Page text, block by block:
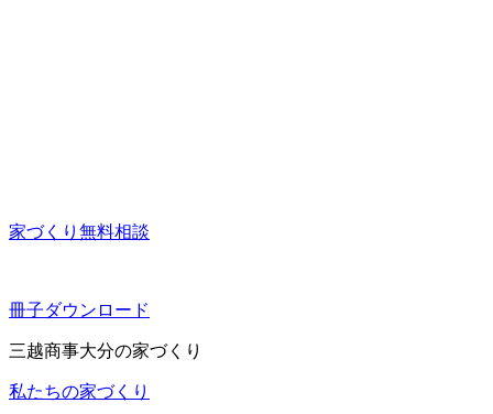
家づくり無料相談
冊子ダウンロード
三越商事大分の家づくり
私たちの家づくり